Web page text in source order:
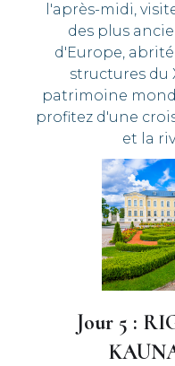
l'après-midi,
des plus
d'Europe,
structures du
patrimoine
profitez d'une
et la
Jour 5 :